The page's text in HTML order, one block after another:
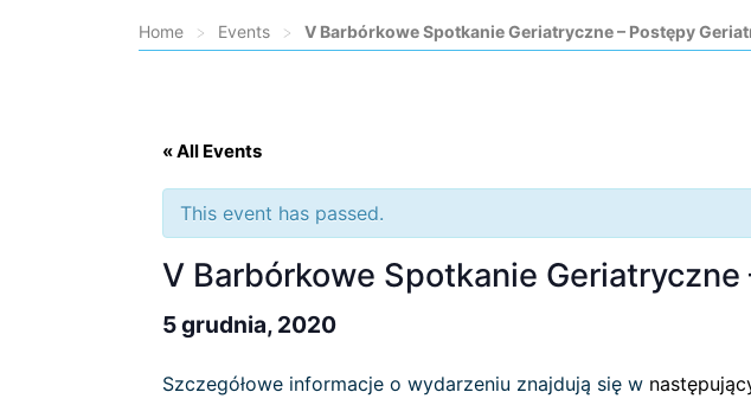
Home > Events > V Barbórkowe Spotkanie Geriatryczne – Postępy
« All Events
This event has passed.
V Barbórkowe Spotkanie
5 grudnia, 2020
Szczegółowe informacje o wydarzeniu znajdują się w